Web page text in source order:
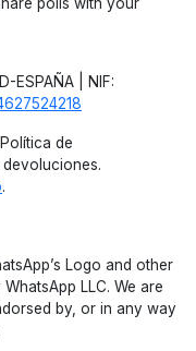
ESPAÑA | NIF:
Política de
.
Logo and other
LLC. We are
by, or in any way